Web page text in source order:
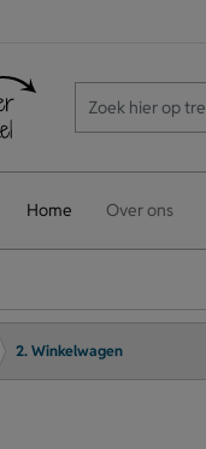
Home Over ons
2. Winkelwagen